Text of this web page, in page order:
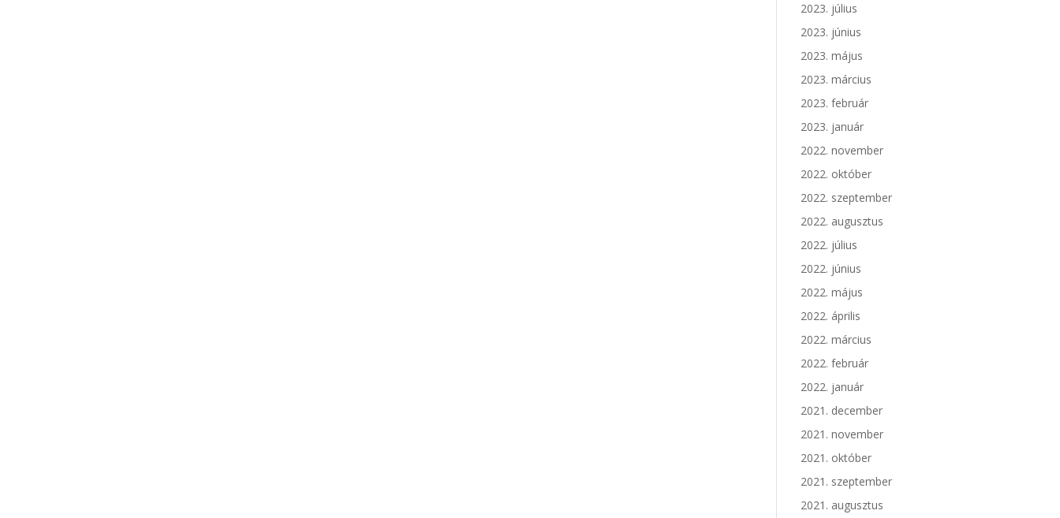
2023. július
2023. június
2023. május
2023. március
2023. február
2023. január
2022. november
2022. október
2022. szeptember
2022. augusztus
2022. július
2022. június
2022. május
2022. április
2022. március
2022. február
2022. január
2021. december
2021. november
2021. október
2021. szeptember
2021. augusztus